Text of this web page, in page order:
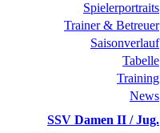
Spielerportraits
Trainer & Betreuer
Saisonverlauf
Tabelle
Training
News
SSV Damen II / Jug.